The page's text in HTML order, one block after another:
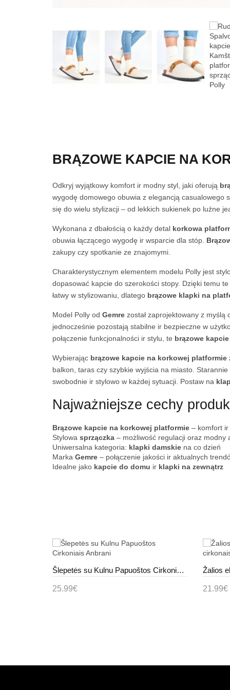
BRĄZOWE KAPCIE NA
Odkryj wyjątkowy komfort ir modny styl, jaki oferują
wygodę domowego obuwia z elegancją
się do wielu stylizacji – od lekkich sukienek po luźne
Wykonana z dbałością o każdy detal korkowa
obuwia łączącego wygodę ir wsparcie dla stóp.
zakupy czy spotkanie ze znajomymi.
Charakterystycznym elementem modelu Polly jest
dopasować kapcie do szerokości stopy. Dzięki temu te
łatwy w stylizowaniu, dlatego brązowe klapki na
Model Polly od Gemre został zaprojektowany z
jednocześnie pozostają stabilne ir bezpieczne w
połączenie funkcjonalności ir stylu, te brązowe
Wybierając brązowe kapcie na korkowej platformie
balkon, taras czy szybkie wyjścia na miasto.
swobodnie ir stylowo w każdej sytuacji. Postaw na
Najważniejsze cechy
Brązowe kapcie na korkowej platformie – komfort
Stylowa sprzączka – możliwość regulacji oraz modny
Uniwersalna kategoria: klapki damskie na co dzień
Marka Gemre – połączenie jakości ir aktualnych
Idealne jako kapcie do domu ir klapki na zewnątrz
Šlepetės su Kulnu Papuoštos Cirkoniais Anbrani
25.99€ 21.99€